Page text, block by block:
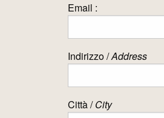
Email :
Indirizzo /Address
Città /City